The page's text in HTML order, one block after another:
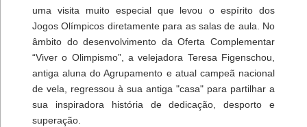
uma visita muito especial que levou o espírito dos
Jogos Olímpicos diretamente para as salas de aula. No
âmbito do desenvolvimento da Oferta Complementar
“Viver o Olimpismo”, a velejadora Teresa Figenschou,
antiga aluna do Agrupamento e atual campeã nacional
de vela, regressou à sua antiga "casa" para partilhar a
sua inspiradora história de dedicação, desporto e
superação.